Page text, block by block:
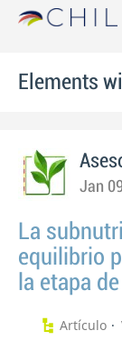
Elements
Jan
La
equilibrio
la etapa
Artículo